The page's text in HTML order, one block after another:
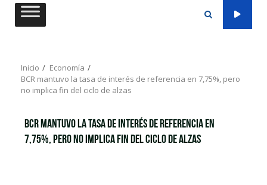
Saltar
Inicio
Economía
BCR mantuvo la tasa de interés de referencia en 7,75%, pero
no implica fin del ciclo de alzas
BCR mantuvo la tasa de interés de referencia en
7,75%, pero no implica fin del ciclo de alzas